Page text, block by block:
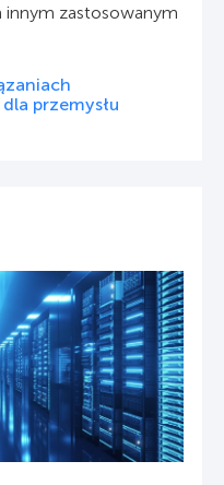
zastosowanym
przemysłu